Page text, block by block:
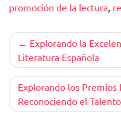
promoción de la lectura,
Navegación
de
entradas
Explorando la
Literatura Española
Explorando los
Reconociendo el